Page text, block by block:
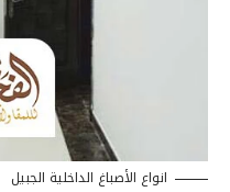
انواع الأصباغ الداخلية الجبيل